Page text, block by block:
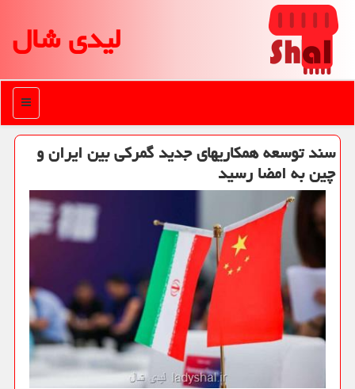
لیدی شال
منو
سند توسعه همكاریهای جدید گمركی بین ایران و
چین به امضا رسید